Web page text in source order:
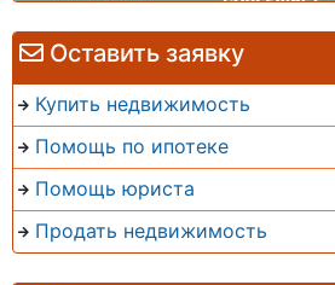
Оставить заявку
Купить недвижимость
Помощь по ипотеке
Помощь юриста
Продать недвижимость